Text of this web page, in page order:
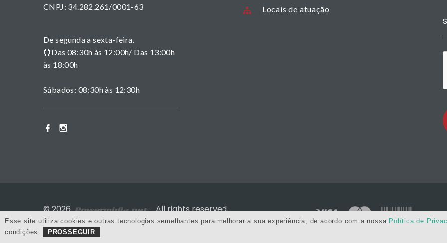
CNPJ: 34.282.261/0001-63
De segunda a sexta-feira.
⏰Das 08:30h às 12:00h/ Das 13:00h
às 18:00h
Sábados: 08:30h às 12:30h
Locais de atuação
©2026 . All rights reserved.
Esse site utiliza cookies e outras tecnologias semelhantes para melhorar a sua experiência, de acordo com a nossa Política de
condições.
PROSSEGUIR